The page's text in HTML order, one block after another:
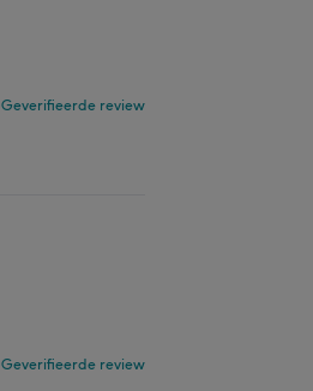
Geverifieerde review
Geverifieerde review